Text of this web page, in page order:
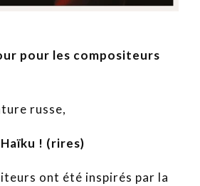
pour les compositeurs
russe,
! (rires)
ont été inspirés par la